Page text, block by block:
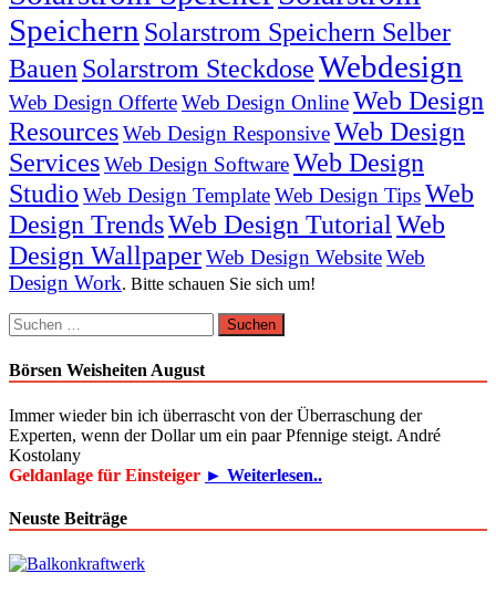
Speichern Solarstrom Speichern Selber
Bauen Solarstrom SteckdoseWebdesign
Web Design OfferteWeb Design OnlineWeb Design
ResourcesWeb Design ResponsiveWeb Design
ServicesWeb Design SoftwareWeb Design
Studio Web Design TemplateWeb Design TipsWeb
Design TrendsWeb Design Tutorial Web
Design WallpaperWeb Design WebsiteWeb
Design Work. Bitte schauen Sie sich um!
Suchen
nach:
Börsen Weisheiten August
Immer wieder bin ich überrascht von der Überraschung der
Experten, wenn der Dollar um ein paar Pfennige steigt. André
Kostolany
Geldanlage für Einsteiger ► Weiterlesen..
Neuste Beiträge